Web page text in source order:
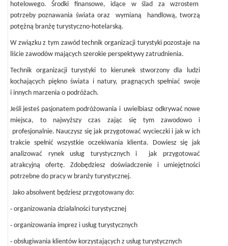
hotelowego. Środki finansowe, idące w ślad za wzrostem
potrzeby poznawania świata oraz wymianą handlową, tworzą
potężną branżę turystyczno-hotelarską.
W związku z tym zawód technik organizacji turystyki pozostaje na
liście zawodów mających szerokie perspektywy zatrudnienia.
Technik organizacji turystyki to kierunek stworzony dla ludzi
kochających piękno świata i natury, pragnących spełniać swoje
i innych marzenia o podróżach.
Jeśli jesteś pasjonatem podróżowania i uwielbiasz odkrywać nowe
miejsca, to najwyższy czas zając się tym zawodowo i
profesjonalnie. Nauczysz się jak przygotować wycieczki i jak w ich
trakcie spełnić wszystkie oczekiwania klienta. Dowiesz się jak
analizować rynek usług turystycznych i jak przygotować
atrakcyjną ofertę. Zdobędziesz doświadczenie i umiejętności
potrzebne do pracy w branży turystycznej.
Jako absolwent będziesz przygotowany do:
- organizowania działalności turystycznej
- organizowania imprez i usług turystycznych
- obsługiwania klientów korzystających z usług turystycznych